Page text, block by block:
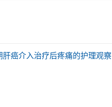
癌介入治疗后疼痛的护理观察